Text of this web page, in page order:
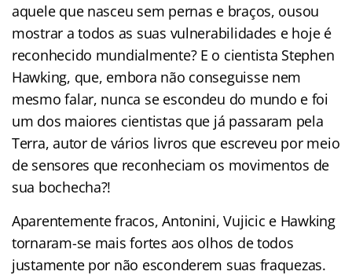
aquele que nasceu sem pernas e braços, ousou
mostrar a todos as suas vulnerabilidades e hoje é
reconhecido mundialmente? E o cientista Stephen
Hawking, que, embora não conseguisse nem
mesmo falar, nunca se escondeu do mundo e foi
um dos maiores cientistas que já passaram pela
Terra, autor de vários livros que escreveu por meio
de sensores que reconheciam os movimentos de
sua bochecha?!
Aparentemente fracos, Antonini, Vujicic e Hawking
tornaram-se mais fortes aos olhos de todos
justamente por não esconderem suas fraquezas.